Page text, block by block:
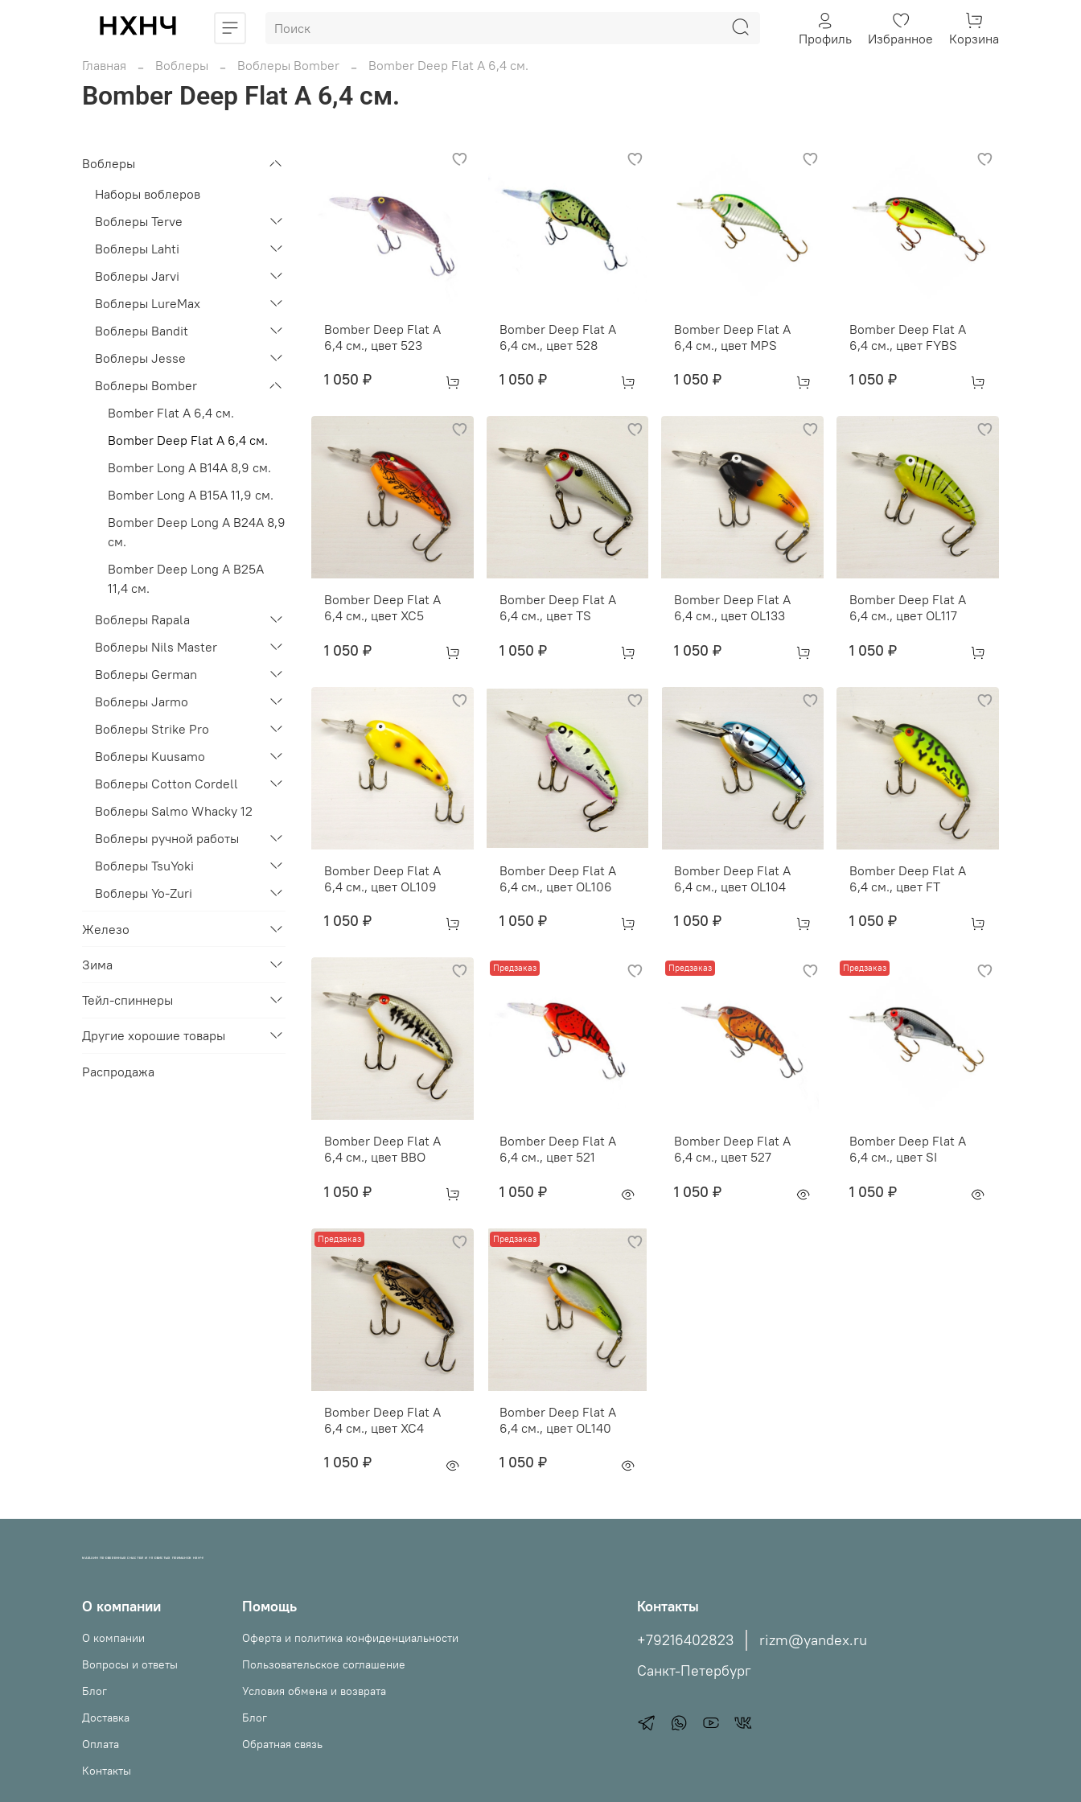
Профиль Избранное
Корзина
Главная
Воблеры Воблеры Bomber Bomber Deep Flat A 6,4 см.
Bomber Deep Flat A 6,4 см.
Bomber Deep Flat A
6,4 см., цвет 523
1 050 ₽
Bomber Deep Flat A
6,4 см., цвет 528
1 050 ₽
Bomber Deep Flat A
6,4 см., цвет MPS
1 050 ₽
Bomber Deep Flat A
6,4 см., цвет FYBS
1 050 ₽
Bomber Deep Flat A
6,4 см., цвет XC5
1 050 ₽
Bomber Deep Flat A
6,4 см., цвет TS
1 050 ₽
Bomber Deep Flat A
6,4 см., цвет OL133
1 050 ₽
Bomber Deep Flat A
6,4 см., цвет OL117
1 050 ₽
Bomber Deep Flat A
6,4 см., цвет OL109
1 050 ₽
Bomber Deep Flat A
6,4 см., цвет OL106
1 050 ₽
Bomber Deep Flat A
6,4 см., цвет OL104
1 050 ₽
Bomber Deep Flat A
6,4 см., цвет FT
1 050 ₽
Bomber Deep Flat A
6,4 см., цвет BBO
1 050 ₽
Предзаказ
Bomber Deep Flat A
6,4 см., цвет 521
1 050 ₽
Предзаказ
Bomber Deep Flat A
6,4 см., цвет 527
1 050 ₽
Предзаказ
Bomber Deep Flat A
6,4 см., цвет SI
1 050 ₽
Предзаказ
Bomber Deep Flat A
6,4 см., цвет XC4
1 050 ₽
Предзаказ
Bomber Deep Flat A
6,4 см., цвет OL140
1 050 ₽
Воблеры
Наборы воблеров
Воблеры Terve
Воблеры Lahti
Воблеры Jarvi
Воблеры LureMax
Воблеры Bandit
Воблеры Jesse
Воблеры Bomber
Bomber Flat A 6,4 см.
Bomber Deep Flat A 6,4 см.
Bomber Long A B14A 8,9 см.
Bomber Long A B15A 11,9 см.
Bomber Deep Long A B24A 8,9
см.
Bomber Deep Long A B25A
11,4 см.
Воблеры Rapala
Воблеры Nils Master
Воблеры German
Воблеры Jarmo
Воблеры Strike Pro
Воблеры Kuusamo
Воблеры Cotton Cordell
Воблеры Salmo Whacky 12
Воблеры ручной работы
Воблеры TsuYoki
Воблеры Yo-Zuri
Железо
Зима
Тейл-спиннеры
Другие хорошие товары
Распродажа
МАГАЗИН ПРОВЕРЕННЫХ СНАСТЕЙ И УЛОВИСТЫХ ПРИМАНОК НХНЧ!
О компании
О компании
Вопросы и ответы
Блог
Доставка
Оплата
Контакты
Помощь
Оферта и политика конфиденциальности
Пользовательское соглашение
Условия обмена и возврата
Блог
Обратная связь
Контакты
+79216402823
rizm@yandex.ru
Санкт-Петербург